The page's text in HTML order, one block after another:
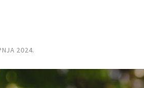
2024.